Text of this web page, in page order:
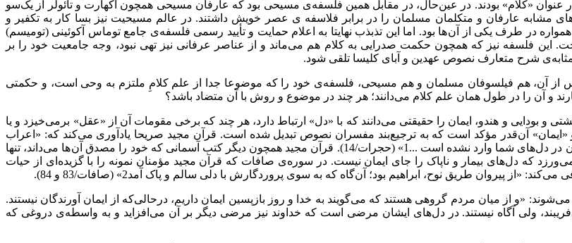
«کلام» بودند. در عین‌حال، در مقابل همین فلسفه‌ی مسیحی بود که عارفان مسیحی همچون اکهارت و تائولر از یک‌سو
عارفان و متکلمان مسلمان را در برابر فلاسفه ی عصر خویش داشتند. در عالم مسیحیت نیز بسا کار به تکفیر و
در طرف یکی از آن ها بود. اما این تذبذب نهایتا به اعلام حمایت و تأیید رسمی فلسفه‌ی جامع توماس آکوئینی (تومیسم)
این فلسفه نیز که همچون حکمت صدرایی به کلام هم می‌ماند و از عناصر عرفانی نیز تهی نبود، وجه جامعیت خود را بر
مثابه‌ی شرح متعارف نصوص عهدین و آبای کلیسا تلقی شود.
هم فیلسوفان مسلمان و هم مسیحی، فلسفه‌ی خود را که موضوعا جدا از علم کلامِ ملتزم به وحی است، و حکمتی
و آن را در طول همان علم کلام می‌دانند؛ هر چند در موضوع و روش با آن متضاد باشد؟
و بودایی و هندو، ایمان را حقیقتی می‌دانند که با «دل» ارتباط دارد، هر چند که برخی مقومات آن از «عقل» برمی‌خیزد و یا
آن‌قدر مؤکد است که به ترجیع‌بند مفسران نصوص تبدیل شده است. قرآن مجید صریحا یادآوری می‌کند که: «اعراب
گفتند ایمان آوردیم؛ بگو ایمان نیاورده‌اید، بلکه بگویید اسلام آورده‌ایم؛ زیرا هنوز ایمان در دل‌های شما وارد نشده است ...1» (حجرات/14). قرآن مجید همچون دیگر کتب آسمانی که خود را مصدق آن ها می‌داند، تنها
که دل‌های بیمار و ناپاک را جای ایمان نیست. در سوره‌ی صافات که قرآن مجید مؤمنان نمونه را با گزیده‌ای از حیات
پیروان طریق نوح، ابراهیم بود؛ آن‌گاه که به سوی پروردگارش با دلی سالم و پاک آمد2» (صافات/83 و 84).
«و از میان مردم گروهی هستند که می‌گویند به خدا و روز بازپسین ایمان داریم، درحالی‌که از ایمان آورندگان نیستند.
ولی آگاه نیستند. در دل‌های ایشان مرضی است که خداوند نیز مرضی دیگر بر آن می‌افزاید و به واسطه‌ی دروغی که